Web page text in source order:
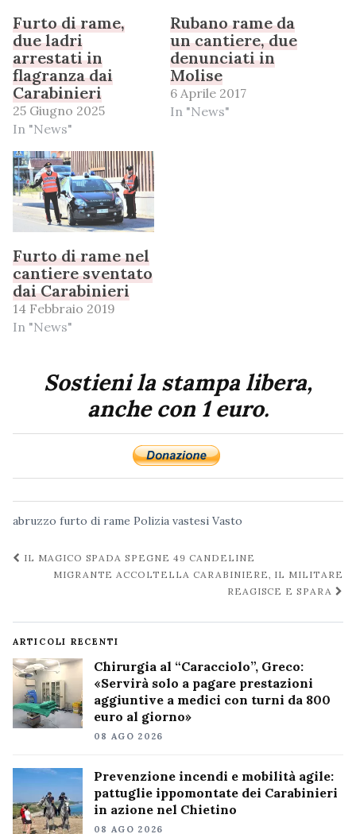
Furto di rame,
due ladri
arrestati in
flagranza dai
Carabinieri
25 Giugno 2025
In "News"
Rubano rame da
un cantiere, due
denunciati in
Molise
6 Aprile 2017
In "News"
Furto di rame nel
cantiere sventato
dai Carabinieri
14 Febbraio 2019
In "News"
Sostieni la stampa libera,
anche con 1 euro.
abruzzo furto di rame Polizia vastesi Vasto
Navigazione
IL MAGICO SPADA SPEGNE 49 CANDELINE
MIGRANTE ACCOLTELLA CARABINIERE, IL MILITARE
REAGISCE E SPARA
ARTICOLI RECENTI
Chirurgia al “Caracciolo”, Greco:
«Servirà solo a pagare prestazioni
aggiuntive a medici con turni da 800
euro al giorno»
08 AGO 2026
Prevenzione incendi e mobilità agile:
pattuglie ippomontate dei Carabinieri
in azione nel Chietino
08 AGO 2026